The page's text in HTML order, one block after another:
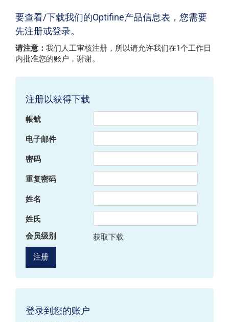
要查看/下载我们的Optifine产品信息表，您需要
先注册或登录。
请注意： 我们人工审核注册，所以请允许我们在1个工作日
内批准您的账户，谢谢。
注册以获得下载
帳號
电子邮件
密码
重复密码
姓名
姓氏
会员级别
获取下载
登录到您的账户